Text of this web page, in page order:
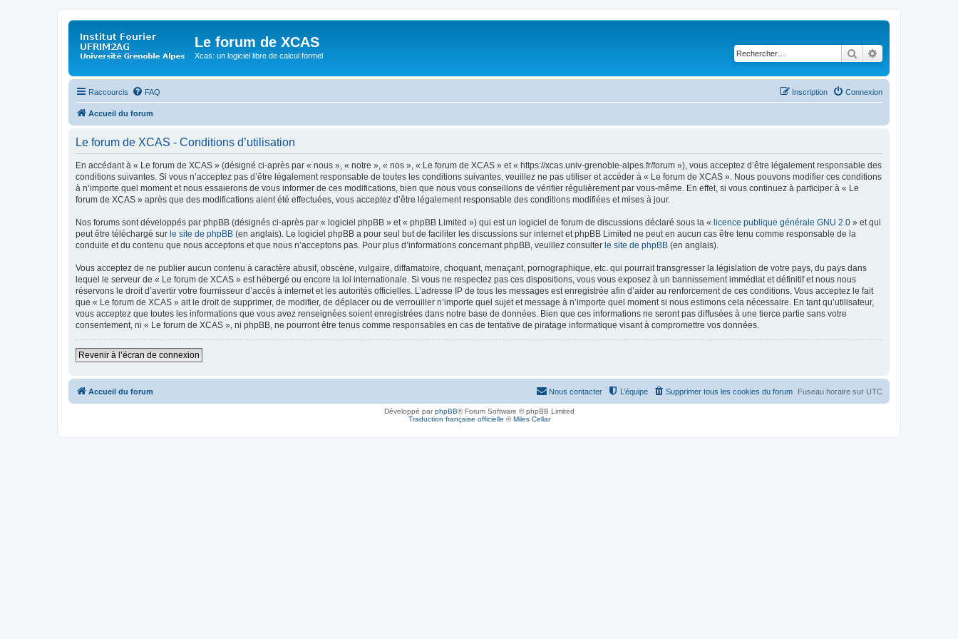
Le forum de XCAS
Xcas: un logiciel libre de calcul formel Rechercher
Raccourcis FAQ Connexion
Inscription
Accueil du forum
Le forum de XCAS - Conditions d’utilisation
En accédant à « Le forum de XCAS » (désigné ci-après par « nous », « notre », « nos », « Le forum de XCAS » et « https://xcas.univ-grenoble-alpes.fr/forum »), vous acceptez d’être légalement responsable des
conditions suivantes. Si vous n’acceptez pas d’être légalement responsable de toutes les conditions suivantes, veuillez ne pas utiliser et accéder à « Le forum de XCAS ». Nous pouvons modifier ces conditions
à n’importe quel moment et nous essaierons de vous informer de ces modifications, bien que nous vous conseillons de vérifier régulièrement par vous-même. En effet, si vous continuez à participer à « Le
forum de XCAS » après que des modifications aient été effectuées, vous acceptez d’être légalement responsable des conditions modifiées et mises à jour.
Nos forums sont développés par phpBB (désignés ci-après par « logiciel phpBB » et « phpBB Limited ») qui est un logiciel de forum de discussions déclaré sous la « licence publique générale GNU 2.0 » et qui
peut être téléchargé sur le site de phpBB (en anglais). Le logiciel phpBB a pour seul but de faciliter les discussions sur internet et phpBB Limited ne peut en aucun cas être tenu comme responsable de la
conduite et du contenu que nous acceptons et que nous n’acceptons pas. Pour plus d’informations concernant phpBB, veuillez consulter le site de phpBB (en anglais).
Vous acceptez de ne publier aucun contenu à caractère abusif, obscène, vulgaire, diffamatoire, choquant, menaçant, pornographique, etc. qui pourrait transgresser la législation de votre pays, du pays dans
lequel le serveur de « Le forum de XCAS » est hébergé ou encore la loi internationale. Si vous ne respectez pas ces dispositions, vous vous exposez à un bannissement immédiat et définitif et nous nous
réservons le droit d’avertir votre fournisseur d’accès à internet et les autorités officielles. L’adresse IP de tous les messages est enregistrée afin d’aider au renforcement de ces conditions. Vous acceptez le fait
que « Le forum de XCAS » ait le droit de supprimer, de modifier, de déplacer ou de verrouiller n’importe quel sujet et message à n’importe quel moment si nous estimons cela nécessaire. En tant qu’utilisateur,
vous acceptez que toutes les informations que vous avez renseignées soient enregistrées dans notre base de données. Bien que ces informations ne seront pas diffusées à une tierce partie sans votre
consentement, ni « Le forum de XCAS », ni phpBB, ne pourront être tenus comme responsables en cas de tentative de piratage informatique visant à compromettre vos données.
Revenir à l’écran de connexion
Accueil du forum Fuseau horaire sur UTC
Supprimer tous les cookies du forum
L’équipe
Nous contacter
Développé parphpBB® Forum Software © phpBB Limited
Traduction française officielle ©Miles Cellar